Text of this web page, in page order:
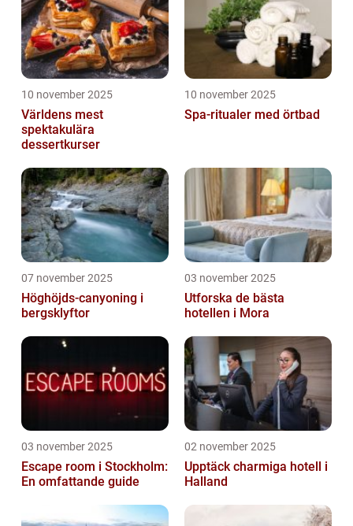
10 november 2025
Världens mest
spektakulära
dessertkurser
10 november 2025
Spa-ritualer med örtbad
07 november 2025
Höghöjds-canyoning i
bergsklyftor
03 november 2025
Utforska de bästa
hotellen i Mora
03 november 2025
Escape room i Stockholm:
En omfattande guide
02 november 2025
Upptäck charmiga hotell i
Halland